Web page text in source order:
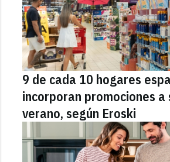
9 de cada 10 hogares
incorporan promociones a
verano, según Eroski